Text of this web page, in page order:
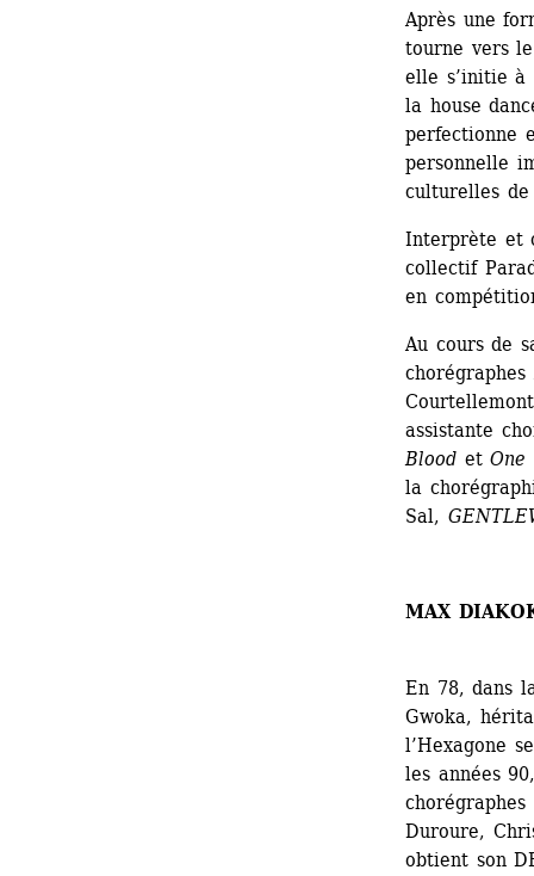
Après une
tourne vers
elle s’initie à
la house
perfectionne
personnelle
culturelles
Interprète et
collectif
en
Au cours de
assistante
Blood et One
la
Sal,
MAX
En 78, dans
Gwoka,
l’Hexagone
les années
Duroure,
obtient son